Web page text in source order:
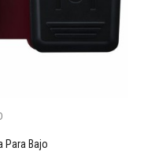
Para Bajo